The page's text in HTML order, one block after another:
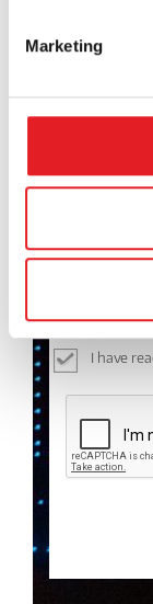
Marketing
Relpol
I have